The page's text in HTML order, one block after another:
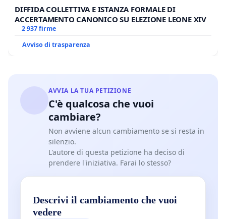
DIFFIDA COLLETTIVA E ISTANZA FORMALE DI
ACCERTAMENTO CANONICO SU ELEZIONE LEONE XIV
2 937 firme
Avviso di trasparenza
AVVIA LA TUA PETIZIONE
C'è qualcosa che vuoi
cambiare?
Non avviene alcun cambiamento se si resta in
silenzio.
L'autore di questa petizione ha deciso di
prendere l'iniziativa. Farai lo stesso?
Descrivi il cambiamento che vuoi
vedere